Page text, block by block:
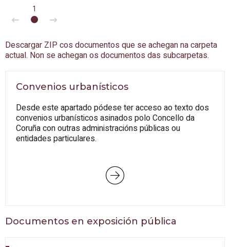
1
Descargar ZIP cos documentos que se achegan na carpeta
actual. Non se achegan os documentos das subcarpetas.
Convenios urbanísticos
Desde este apartado pódese ter acceso ao texto dos
convenios urbanísticos asinados polo Concello da
Coruña con outras administracións públicas ou
entidades particulares.
Documentos en exposición pública